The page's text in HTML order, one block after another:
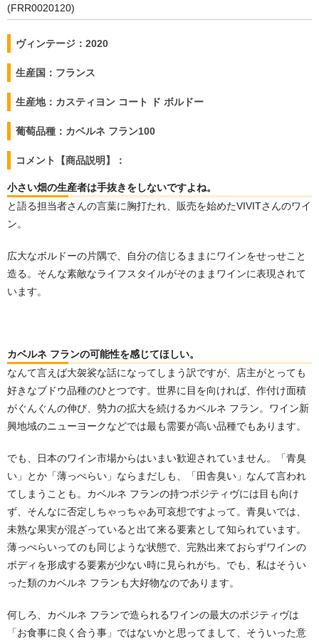
(FRR0020120)
ヴィンテージ：2020
生産国：フランス
生産地：カスティヨン コート ド ボルドー
葡萄品種：カベルネ フラン100
コメント【商品説明】：
小さい畑の生産者は手抜きをしないですよね。
と語る担当者さんの言葉に胸打たれ、販売を始めたVIVITさんのワイ
ン。
広大なボルドーの片隅で、自分の信じるままにワインをせっせこと
造る。そんな素敵なライフスタイルがそのままワインに表現されて
います。
カベルネ フランの可能性を感じてほしい。
なんて言えば大袈裟な話になってしまう訳ですが、店主がとっても
好きなブドウ品種のひとつです。世界に目を向ければ、作付け面積
がぐんぐんの伸び、勢力の拡大を続けるカベルネ フラン。ワイン新
興地域のニューヨークなどでは最も需要が高い品種でもあります。
でも、日本のワイン市場からはいまい歓迎されていません。「青臭
い」とか「薄っぺらい」ならまだしも、「田舎臭い」なんて言われ
てしまうことも。カベルネ フランの持つポジティヴには目も向け
ず、そんなに否定しちゃっちゃあ可哀想ですよって。青臭いでは、
未熟な果実が混ざっていると出て来る要素として知られています。
薄っぺらいってのも同じような状態で、完熟出来ておらずワインの
ボディを形成する要素が少ない時に見られがち。でも、私はそうい
った類のカベルネ フランも大好物なのであります。
何しろ、カベルネ フランで造られるワインの最大のポジティヴは
「お食事に良く合う事」ではないかと思ってまして、そういった意